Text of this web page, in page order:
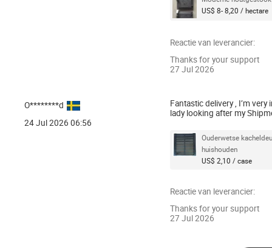
US$ 8- 8,20 / hectare
Reactie van leverancier:
Thanks for your support
27 Jul 2026
O********d
24 Jul 2026 06:56
Fantastic delivery , I’m
lady looking after my
Ouderwetse
huishouden
US$ 2,10 / case
Reactie van leverancier:
Thanks for your support
27 Jul 2026